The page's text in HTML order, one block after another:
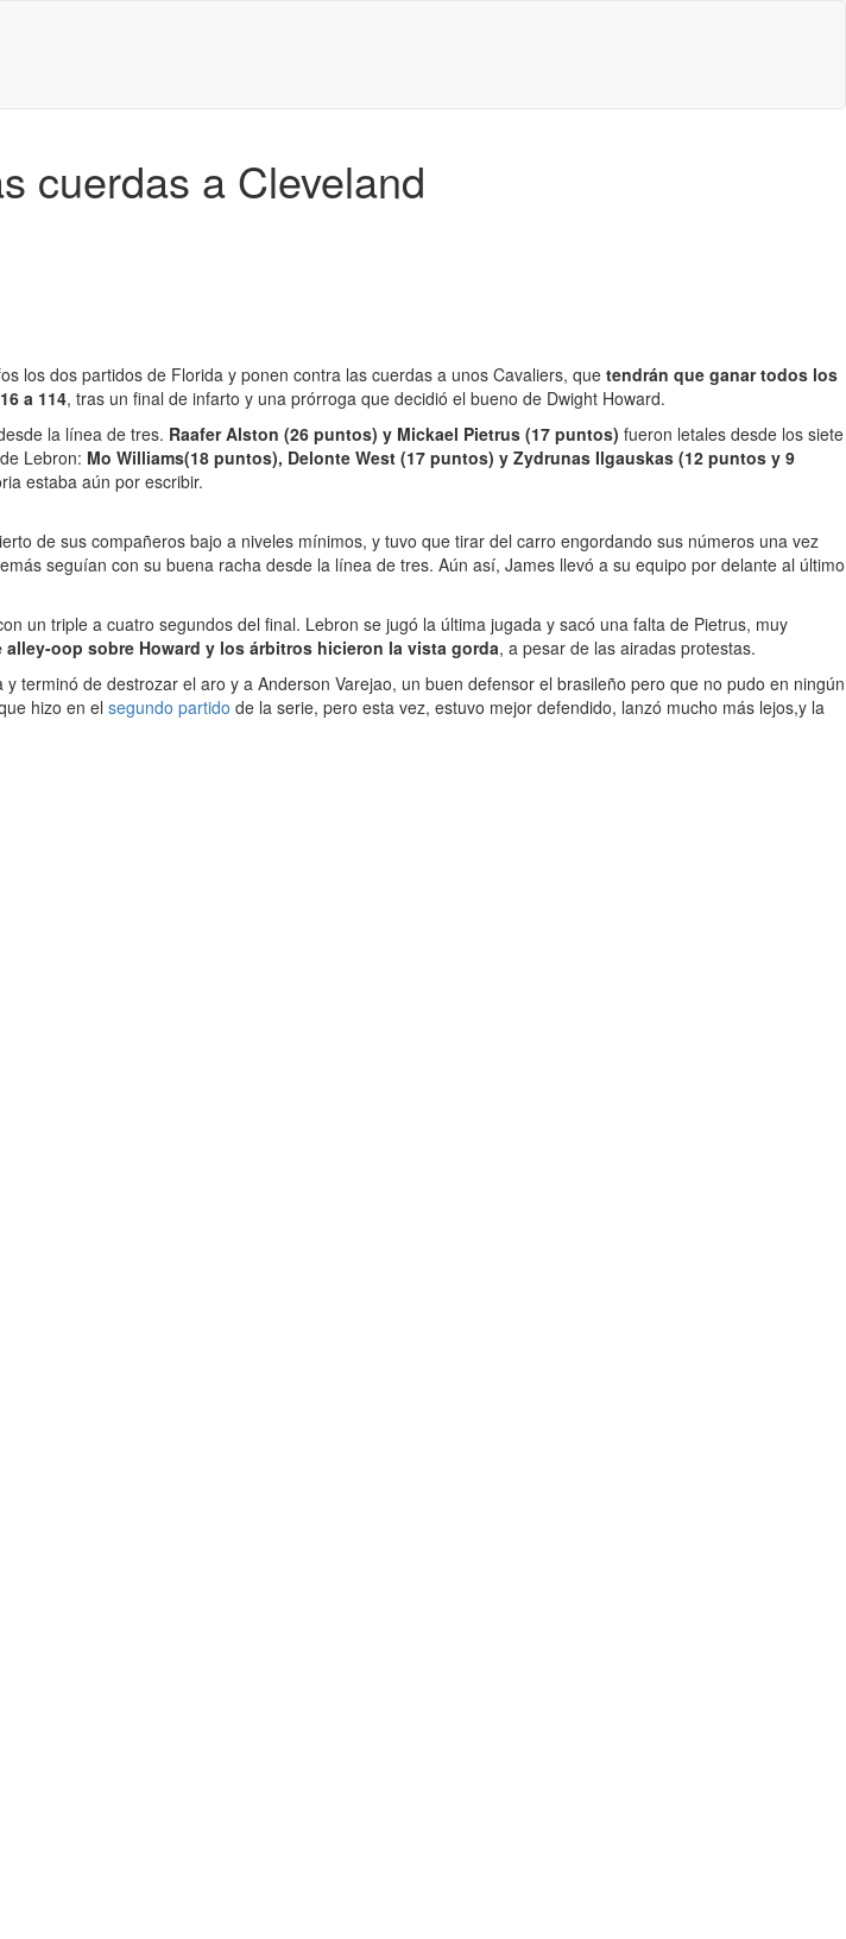
cuerdas a Cleveland
los dos partidos de Florida y ponen contra las cuerdas a unos Cavaliers, que tendrán que ganar todos los
a 114, tras un final de infarto y una prórroga que decidió el bueno de Dwight Howard.
la línea de tres. Raafer Alston (26 puntos) y Mickael Pietrus (17 puntos) fueron letales desde los siete
Lebron: Mo Williams(18 puntos), Delonte West (17 puntos) y Zydrunas Ilgauskas (12 puntos y 9
estaba aún por escribir.
de sus compañeros bajo a niveles mínimos, y tuvo que tirar del carro engordando sus números una vez
seguían con su buena racha desde la línea de tres. Aún así, James llevó a su equipo por delante al último
un triple a cuatro segundos del final. Lebron se jugó la última jugada y sacó una falta de Pietrus, muy
alley-oop sobre Howard y los árbitros hicieron la vista gorda, a pesar de las airadas protestas.
terminó de destrozar el aro y a Anderson Varejao, un buen defensor el brasileño pero que no pudo en ningún
hizo en el segundo partido de la serie, pero esta vez, estuvo mejor defendido, lanzó mucho más lejos,y la